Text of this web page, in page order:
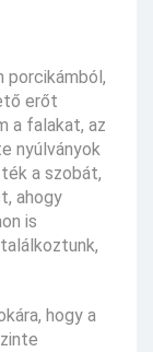
porcikámból,
erőt
a falakat, az
nyúlványok
a szobát,
ahogy
is
hogy a